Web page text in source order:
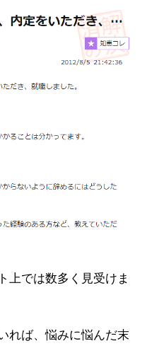
上では数多く見受けま
れば、悩みに悩んだ末